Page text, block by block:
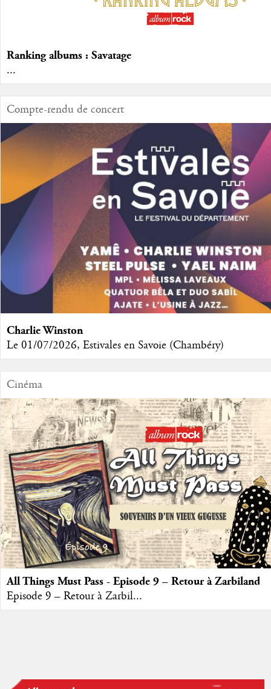
Ranking albums : Savatage
...
Compte-rendu de concert
Charlie Winston
Le 01/07/2026, Estivales en Savoie (Chambéry)
Cinéma
All Things Must Pass - Episode 9 – Retour à Zarbiland
Episode 9 – Retour à Zarbil...